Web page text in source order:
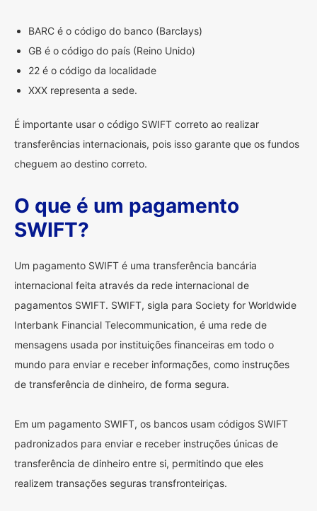
BARC é o código do banco (Barclays)
GB é o código do país (Reino Unido)
22 é o código da localidade
XXX representa a sede.
É importante usar o código SWIFT correto ao realizar
transferências internacionais, pois isso garante que os fundos
cheguem ao destino correto.
O que é um pagamento
SWIFT?
Um pagamento SWIFT é uma transferência bancária
internacional feita através da rede internacional de
pagamentos SWIFT. SWIFT, sigla para Society for Worldwide
Interbank Financial Telecommunication, é uma rede de
mensagens usada por instituições financeiras em todo o
mundo para enviar e receber informações, como instruções
de transferência de dinheiro, de forma segura.
Em um pagamento SWIFT, os bancos usam códigos SWIFT
padronizados para enviar e receber instruções únicas de
transferência de dinheiro entre si, permitindo que eles
realizem transações seguras transfronteiriças.